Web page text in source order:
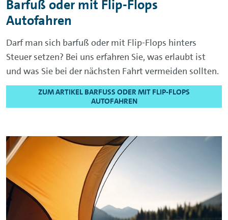
Barfuß oder mit Flip-Flops
Autofahren
Darf man sich barfuß oder mit Flip-Flops hinters
Steuer setzen? Bei uns erfahren Sie, was erlaubt ist
und was Sie bei der nächsten Fahrt vermeiden sollten.
ZUM ARTIKEL BARFUSS ODER MIT FLIP-FLOPS A
UTOFAHREN